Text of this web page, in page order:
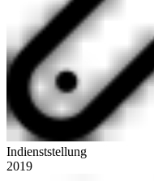
Indienststellung
2019